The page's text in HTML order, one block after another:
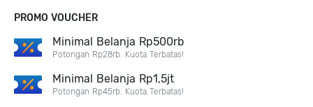
PROMO VOUCHER
Minimal Belanja Rp500rb
Potongan Rp28rb. Kuota Terbatas!
Minimal Belanja Rp1,5jt
Potongan Rp45rb. Kuota Terbatas!